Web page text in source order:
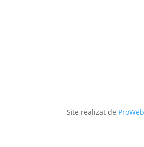
Site realizat de ProWeb